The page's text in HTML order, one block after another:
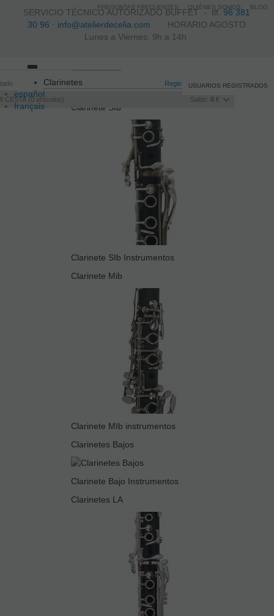
SERVICIO TÉCNICO AUTORIZADO BUFFET -tlf.96 381
30 96 · info@atelierdecelia.com HORARIO AGOSTO
Lunes a Viernes: 9h a 14h
español
français
Registro /Iniciar sesión
CESTA 0 artículos Saldo: 0 €
USUARIOS REGISTRADOS
navigation
Clarinetes
Clarinete SIb
Clarinete SIb Instrumentos
Clarinete Mib
Clarinete MIb instrumentos
Clarinetes Bajos
Clarinete Bajo Instrumentos
Clarinetes LA
PREGUNTAS FRECUENTES QUIÉNES SOMOS BLOG